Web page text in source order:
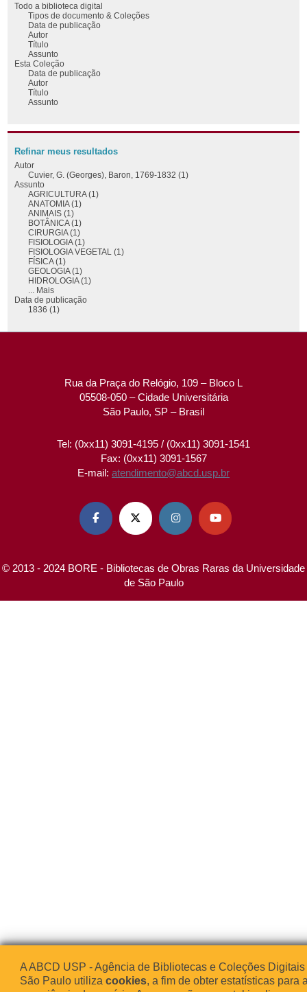
Todo a biblioteca digital
Tipos de documento & Coleções
Data de publicação
Autor
Título
Assunto
Esta Coleção
Data de publicação
Autor
Título
Assunto
Refinar meus resultados
Autor
Cuvier, G. (Georges), Baron, 1769-1832 (1)
Assunto
AGRICULTURA (1)
ANATOMIA (1)
ANIMAIS (1)
BOTÂNICA (1)
CIRURGIA (1)
FISIOLOGIA (1)
FISIOLOGIA VEGETAL (1)
FÍSICA (1)
GEOLOGIA (1)
HIDROLOGIA (1)
... Mais
Data de publicação
1836 (1)
Rua da Praça do Relógio, 109 – Bloco L
05508-050 – Cidade Universitária
São Paulo, SP – Brasil
Tel: (0xx11) 3091-4195 / (0xx11) 3091-1541
Fax: (0xx11) 3091-1567
E-mail: atendimento@abcd.usp.br
   
© 2013 - 2024 BORE - Bibliotecas de Obras Raras da Universidade
de São Paulo
A ABCD USP - Agência de Bibliotecas e Coleções
São Paulo utiliza cookies, a fim de obter estatísticas para